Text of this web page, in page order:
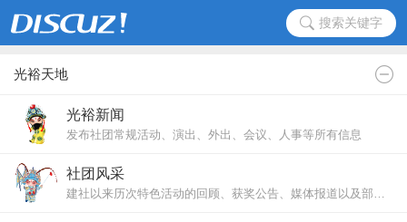
搜索关键字
光裕天地
光裕新闻
发布社团常规活动、演出、外出、会议、人事等所有信息
社团风采
建社以来历次特色活动的回顾、获奖公告、媒体报道以及部分工作文案